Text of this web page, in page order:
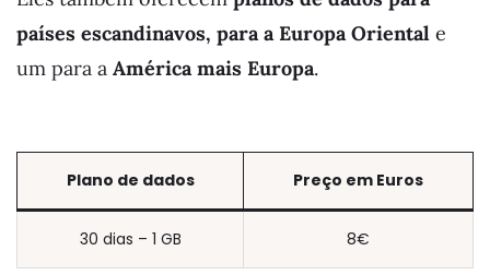
países escandinavos, para a Europa Oriental e
um para a América mais Europa.
Plano de dados Preço em Euros
30 dias – 1 GB 8€